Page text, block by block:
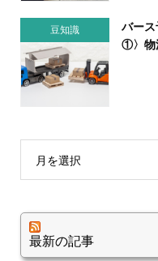
豆知識
バース
①〉物
月を選択
最新の記事